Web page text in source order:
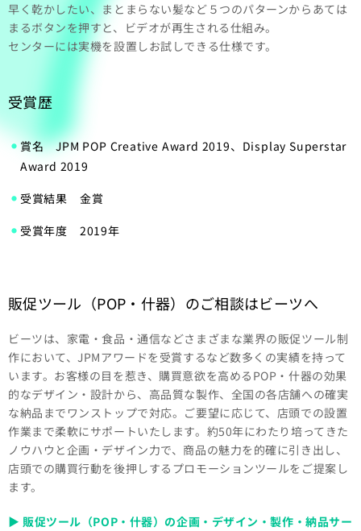
早く乾かしたい、まとまらない髪など５つのパターンからあては
まるボタンを押すと、ビデオが再生される仕組み。
センターには実機を設置しお試しできる仕様です。
受賞歴
賞名 JPM POP Creative Award 2019、Display Superstar
Award 2019
受賞結果 金賞
受賞年度 2019年
販促ツール（POP・什器）のご相談はビーツへ
ビーツは、家電・食品・通信などさまざまな業界の販促ツール制
作において、JPMアワードを受賞するなど数多くの実績を持って
います。お客様の目を惹き、購買意欲を高めるPOP・什器の効果
的なデザイン・設計から、高品質な製作、全国の各店舗への確実
な納品までワンストップで対応。ご要望に応じて、店頭での設置
作業まで柔軟にサポートいたします。約50年にわたり培ってきた
ノウハウと企画・デザイン力で、商品の魅力を的確に引き出し、
店頭での購買行動を後押しするプロモーションツールをご提案し
ます。
▶ 販促ツール（POP・什器）の企画・デザイン・製作・納品サー